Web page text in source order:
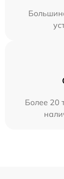
Более 20